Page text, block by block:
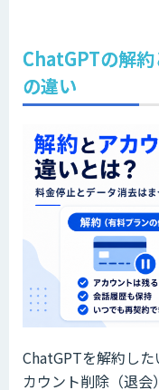
ChatGPTの解約
の違い
ChatGPTを解約し
カウント削除（退会